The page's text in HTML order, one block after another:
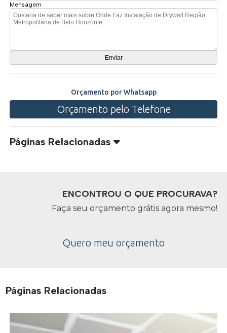
Mensagem
Orçamento por Whatsapp
Orçamento pelo Telefone
Páginas Relacionadas
ENCONTROU O QUE PROCURAVA?
Faça seu orçamento grátis agora mesmo!
Quero meu orçamento
Páginas Relacionadas